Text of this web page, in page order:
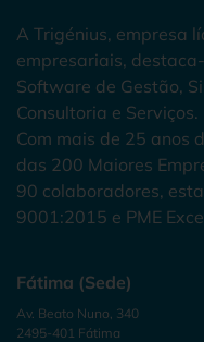
A Trigénius, empresa
empresariais,
Software de Gestão,
Consultoria e Serviços.
Com mais de 25 anos
das 200 Maiores
90 colaboradores,
9001:2015 e PME
Fátima (Sede)
Av. Beato Nuno, 340
2495-401 Fátima